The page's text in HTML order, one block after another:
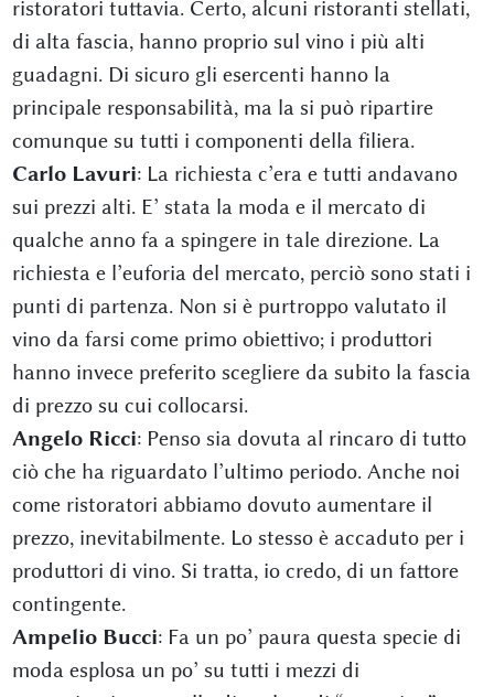
ristoratori tuttavia. Certo, alcuni ristoranti stellati,
di alta fascia, hanno proprio sul vino i più alti
guadagni. Di sicuro gli esercenti hanno la
principale responsabilità, ma la si può ripartire
comunque su tutti i componenti della filiera.
Carlo Lavuri: La richiesta c’era e tutti andavano
sui prezzi alti. E’ stata la moda e il mercato di
qualche anno fa a spingere in tale direzione. La
richiesta e l’euforia del mercato, perciò sono stati i
punti di partenza. Non si è purtroppo valutato il
vino da farsi come primo obiettivo; i produttori
hanno invece preferito scegliere da subito la fascia
di prezzo su cui collocarsi.
Angelo Ricci: Penso sia dovuta al rincaro di tutto
ciò che ha riguardato l’ultimo periodo. Anche noi
come ristoratori abbiamo dovuto aumentare il
prezzo, inevitabilmente. Lo stesso è accaduto per i
produttori di vino. Si tratta, io credo, di un fattore
contingente.
Ampelio Bucci: Fa un po’ paura questa specie di
moda esplosa un po’ su tutti i mezzi di